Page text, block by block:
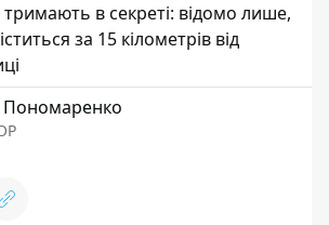
в секреті: відомо лише,
за 15 кілометрів від
Пономаренко